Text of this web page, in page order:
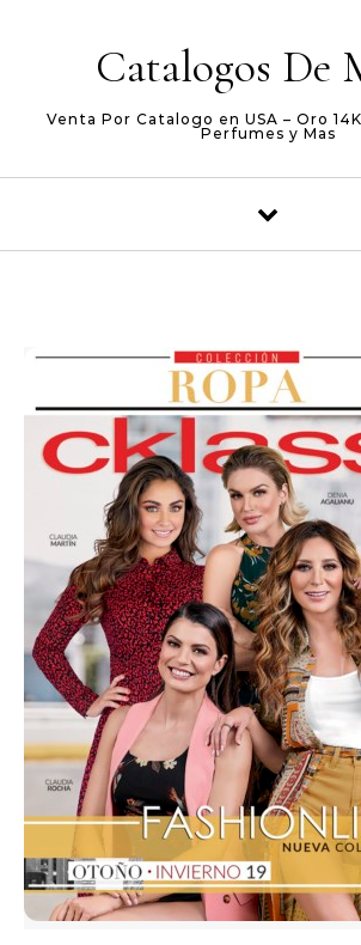
Catalogos De
Venta Por Catalogo en USA – Oro
Perfumes y Mas